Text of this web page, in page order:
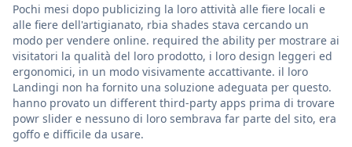
Pochi mesi dopo publicizing la loro attività alle fiere locali e
alle fiere dell'artigianato, rbia shades stava cercando un
modo per vendere online. required the ability per mostrare ai
visitatori la qualità del loro prodotto, i loro design leggeri ed
ergonomici, in un modo visivamente accattivante. il loro
Landingi non ha fornito una soluzione adeguata per questo.
hanno provato un different third-party apps prima di trovare
powr slider e nessuno di loro sembrava far parte del sito, era
goffo e difficile da usare.